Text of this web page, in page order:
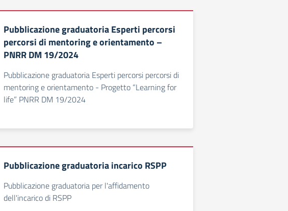
Pubblicazione graduatoria Esperti percorsi
percorsi di mentoring e orientamento –
PNRR DM 19/2024
Pubblicazione graduatoria Esperti percorsi percorsi di
mentoring e orientamento - Progetto “Learning for
life” PNRR DM 19/2024
Pubblicazione graduatoria incarico RSPP
Pubblicazione graduatoria per l'affidamento
dell'incarico di RSPP